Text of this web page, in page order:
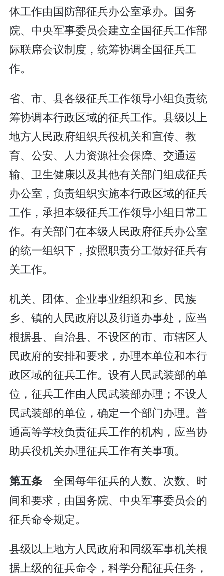
体工作由国防部征兵办公室承办。国务
院、中央军事委员会建立全国征兵工作部
际联席会议制度，统筹协调全国征兵工
作。
省、市、县各级征兵工作领导小组负责统
筹协调本行政区域的征兵工作。县级以上
地方人民政府组织兵役机关和宣传、教
育、公安、人力资源社会保障、交通运
输、卫生健康以及其他有关部门组成征兵
办公室，负责组织实施本行政区域的征兵
工作，承担本级征兵工作领导小组日常工
作。有关部门在本级人民政府征兵办公室
的统一组织下，按照职责分工做好征兵有
关工作。
机关、团体、企业事业组织和乡、民族
乡、镇的人民政府以及街道办事处，应当
根据县、自治县、不设区的市、市辖区人
民政府的安排和要求，办理本单位和本行
政区域的征兵工作。设有人民武装部的单
位，征兵工作由人民武装部办理；不设人
民武装部的单位，确定一个部门办理。普
通高等学校负责征兵工作的机构，应当协
助兵役机关办理征兵工作有关事项。
第五条 全国每年征兵的人数、次数、时
间和要求，由国务院、中央军事委员会的
征兵命令规定。
县级以上地方人民政府和同级军事机关根
据上级的征兵命令，科学分配征兵任务，